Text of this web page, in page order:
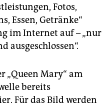
Fotos,
Essen, Getränke“
im Internet auf – „nur
ausgeschlossen“.
„Queen Mary“ am
bereits
Für das Bild werden